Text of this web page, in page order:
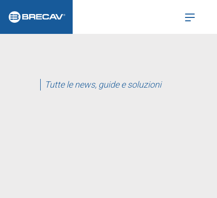
Tutte le news, guide e soluzioni